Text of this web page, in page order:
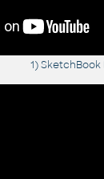
1) SketchBook